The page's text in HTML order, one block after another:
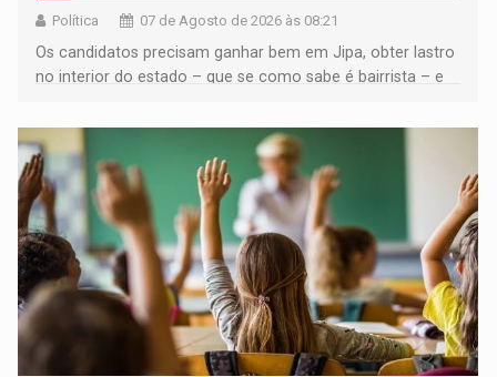
Política 07 de Agosto de 2026 às 08:21
Os candidatos precisam ganhar bem em Jipa, obter lastro
no interior do estado – que se como sabe é bairrista – e
garantir